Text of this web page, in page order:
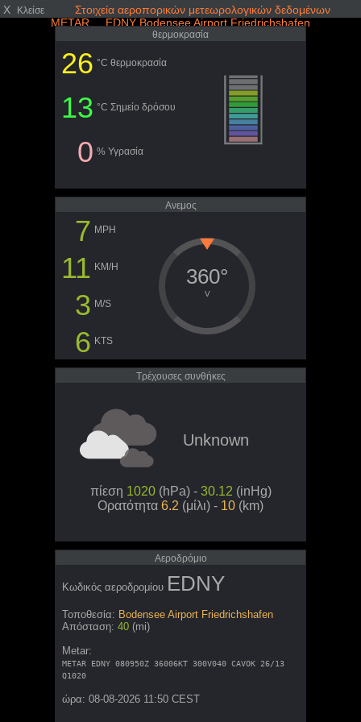
X Κλείσε
Στοιχεία αεροπορικών μετεωρολογικών δεδομένων
METAR EDNY Bodensee Airport Friedrichshafen
θερμοκρασία
26 °C θερμοκρασία
13 °C Σημείο δρόσου
0 % Υγρασία
Ανεμος
7 MPH
11 KM/H
3 M/S
6 KTS
360°
V
Τρέχουσες συνθήκες
Unknown
πίεση 1020 (hPa) - 30.12 (inHg)
Ορατότητα 6.2 (μίλι) - 10 (km)
Aεροδρόμιο
Κωδικός αεροδρομίου EDNY
Τοποθεσία: Bodensee Airport Friedrichshafen
Απόσταση: 40 (mi)
Metar:
METAR EDNY 080950Z 36006KT 300V040 CAVOK 26/13
Q1020
ώρα: 08-08-2026 11:50 CEST